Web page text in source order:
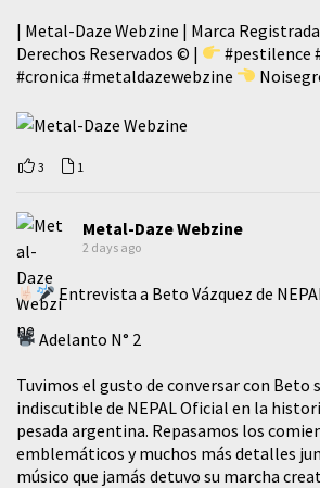
| Metal-Daze Webzine | Marca
Derechos Reservados © |
#pestilence
#cronica #metaldazewebzine
3 1
Metal-Daze Webzine
2 days ago
Entrevista a Beto Vázquez de
Adelanto N° 2
Tuvimos el gusto de conversar con Beto
indiscutible de NEPAL Oficial en la
pesada argentina. Repasamos los
emblemáticos y muchos más detalles
músico que jamás detuvo su marcha